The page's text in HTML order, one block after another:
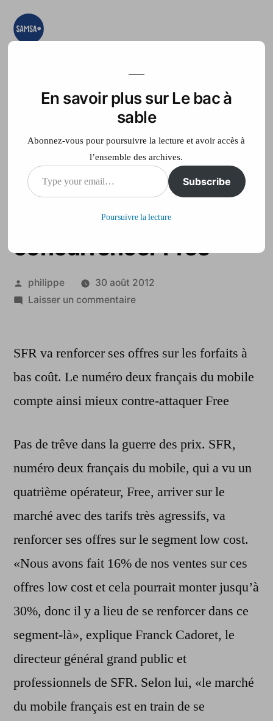
Aller
teste, on expérimente
Accueil France Télé
Mobile : SFR lance de
nouveaux forfaits pour
concurrencer Free
Publié
par
philippe
30 août 2012
Laisser un commentairesur
SFR
de
nouveaux
concurrencer
Free
SFR va renforcer ses offres sur les forfaits à
bas coût. Le numéro deux français du mobile
compte ainsi mieux contre-attaquer Free
Pas de trêve dans la guerre des prix. SFR,
numéro deux français du mobile, qui a vu un
quatrième opérateur, Free, arriver sur le
marché avec des tarifs très agressifs, va
renforcer ses offres sur le segment low cost.
«Nous avons fait 16% de nos ventes sur ces
offres low cost et cela pourrait monter jusqu’à
30%, donc il y a lieu de se renforcer dans ce
segment-là», explique Franck Cadoret, le
directeur général grand public et
professionnels de SFR. Selon lui, «le marché
du mobile français est en train de se
En savoir plus sur Le bac à
sable
Abonnez-vous pour poursuivre la lecture et avoir accès à
l’ensemble des archives.
Type
your
Subscribe
Poursuivre la lecture